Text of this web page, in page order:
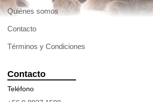
Quiénes somos
Contacto
Términos y Condiciones
Contacto
Teléfono